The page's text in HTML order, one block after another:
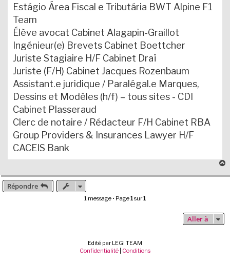
Estágio Área Fiscal e Tributária BWT Alpine F1
Team
Élève avocat Cabinet Alagapin-Graillot
Ingénieur(e) Brevets Cabinet Boettcher
Juriste Stagiaire H/F Cabinet Draï
Juriste (F/H) Cabinet Jacques Rozenbaum
Assistant.e juridique / Paralégal.e Marques,
Dessins et Modèles (h/f) – tous sites - CDI
Cabinet Plasseraud
Clerc de notaire / Rédacteur F/H Cabinet RBA
Group Providers & Insurances Lawyer H/F
CACEIS Bank
u
Répondre
1 message • Page1sur1
Aller à
Edité par LEGI TEAM
Confidentialité | Conditions